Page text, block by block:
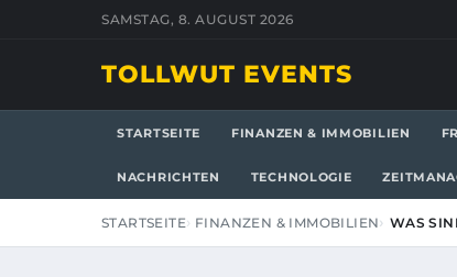
SAMSTAG, 8. AUGUST 2026
TOLLWUT EVENTS
STARTSEITE FINANZEN & IMMOBILIEN
NACHRICHTEN TECHNOLOGIE
STARTSEITE FINANZEN & IMMOBILIEN WAS